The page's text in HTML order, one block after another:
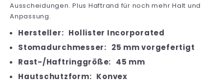
Ausscheidungen. Plus Haftrand für noch mehr Halt und
Anpassung.
Hersteller: Hollister Incorporated
Stomadurchmesser: 25 mm vorgefertigt
Rast-/Haftringgröße: 45 mm
Hautschutzform: Konvex